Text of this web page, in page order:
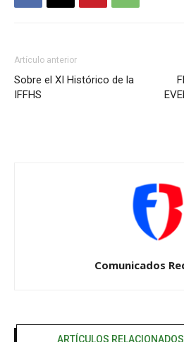
Artículo anterior
Sobre el XI Histórico de la
IFFHS
Comunicados
ARTÍCULOS RELACIONADOS